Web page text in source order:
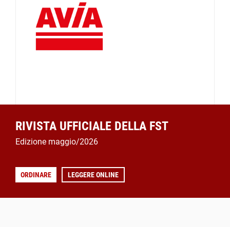
RIVISTA UFFICIALE DELLA FST
Edizione maggio/2026
ORDINARE LEGGERE ONLINE